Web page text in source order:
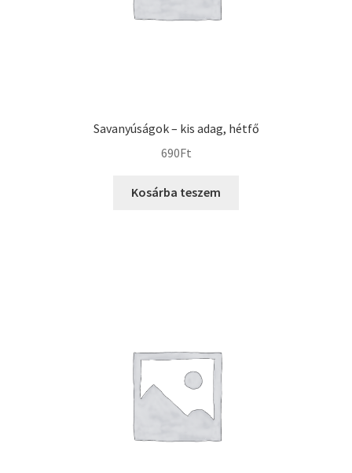
Savanyúságok – kis adag, hétfő
690Ft
Kosárba teszem